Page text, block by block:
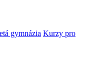
gymnázia Kurzy pro